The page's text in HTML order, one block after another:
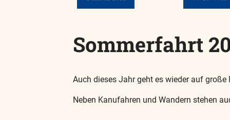
Sommerfahrt
Auch dieses Jahr geht es wieder auf große
Neben Kanufahren und Wandern stehen